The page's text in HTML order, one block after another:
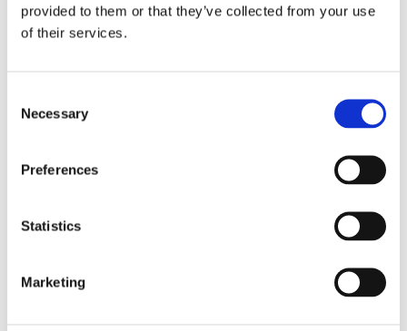
provided to them or that they’ve collected from your use
of their services.
Selection
Necessary
Preferences
Statistics
Marketing
Velg alternativ